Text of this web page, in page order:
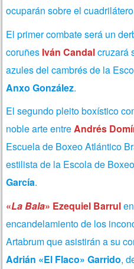
ocuparán sobre el
El primer combate será un
coruñes Iván Candalcruzará
azules del cambrés de la
Anxo González.
El segundo pleito boxístico
noble arte entreAndrés
Escuela de Boxeo Atlántico
estilista de la Escola de
García.
«La Bala» Ezequiel Barrul
encandelamiento de los
Artabrum que asistirán a su
Adrián «El Flaco» Garrido,